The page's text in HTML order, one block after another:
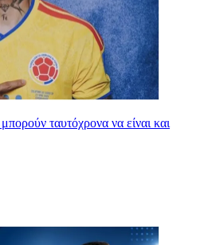
ταυτόχρονα να είναι και